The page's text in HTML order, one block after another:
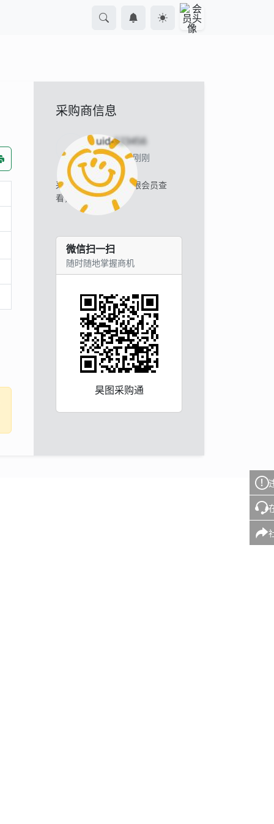
采购商信息
uid-123456
当前离线 刚刚
采购商的联系方式仅限会员查
看，
立即登录。
微信扫一扫
随时随地掌握商机
昊图采购通